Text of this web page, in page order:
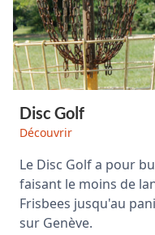
Disc Golf
Découvrir
Le Disc Golf a pour
faisant le moins de
Frisbees jusqu'au
sur Genève.